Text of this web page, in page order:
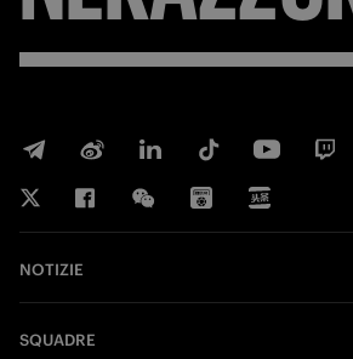
NOTIZIE
SQUADRE